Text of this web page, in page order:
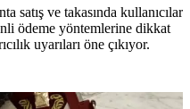
satış ve takasında kullanıcılar
ödeme yöntemlerine dikkat
uyarıları öne çıkıyor.